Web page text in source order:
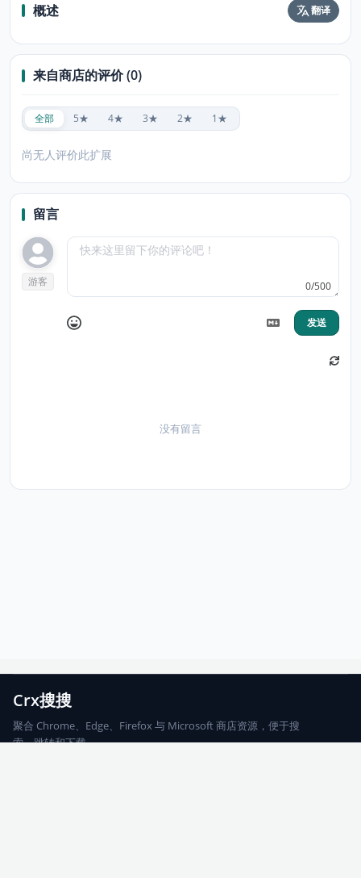
概述 翻译
来自商店的评价 (0)
全部 5★ 4★ 3★ 2★ 1★
尚无人评价此扩展
留言
游客 0/500
发送
没有留言
Crx搜搜
聚合 Chrome、Edge、Firefox 与 Microsoft 商店资源，便于搜
索、跳转和下载。